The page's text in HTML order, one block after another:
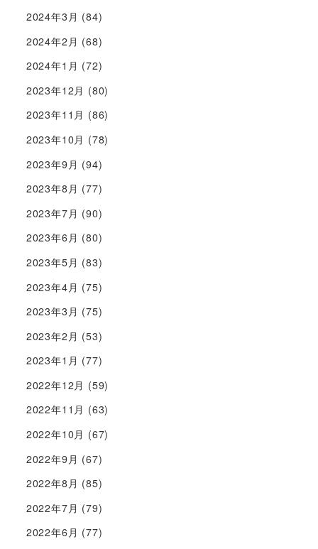
2024年3月 (84)
2024年2月 (68)
2024年1月 (72)
2023年12月 (80)
2023年11月 (86)
2023年10月 (78)
2023年9月 (94)
2023年8月 (77)
2023年7月 (90)
2023年6月 (80)
2023年5月 (83)
2023年4月 (75)
2023年3月 (75)
2023年2月 (53)
2023年1月 (77)
2022年12月 (59)
2022年11月 (63)
2022年10月 (67)
2022年9月 (67)
2022年8月 (85)
2022年7月 (79)
2022年6月 (77)